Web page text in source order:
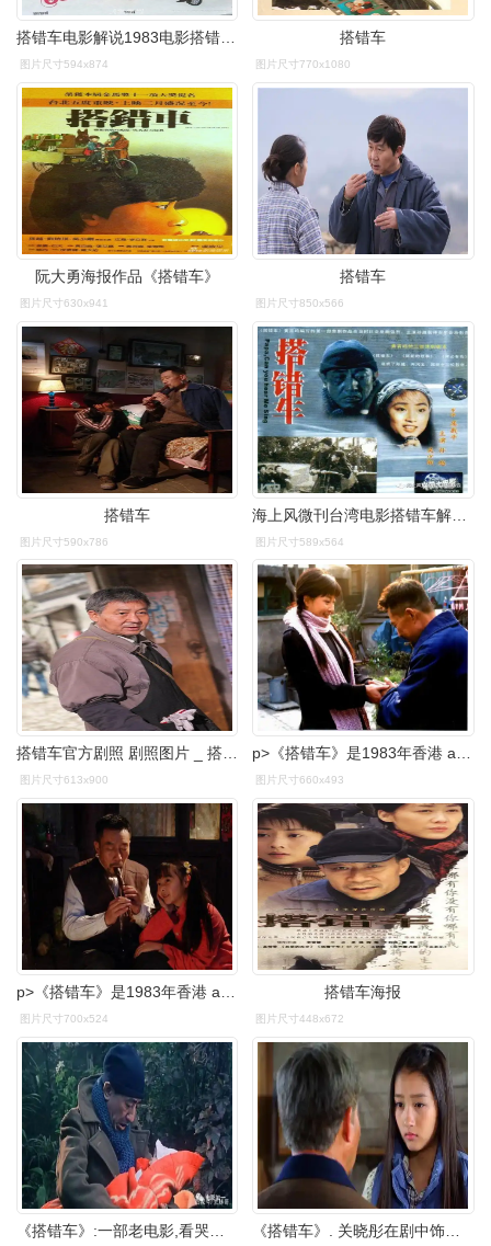
搭错车电影解说1983电影搭错车演员表
图片尺寸594x874
搭错车
图片尺寸770x1080
阮大勇海报作品《搭错车》
图片尺寸630x941
搭错车
图片尺寸850x566
搭错车
图片尺寸590x786 图片尺寸589x564
搭错车官方剧照 剧照图片 _ 搭错车电影剧照[图片专辑] _ 图片网
图片尺寸613x900
p>《搭错车》是1983年香港 a href="#" data-lemmaid="1511525">新艺
图片尺寸660x493
图片尺寸700x524
搭错车海报
图片尺寸448x672